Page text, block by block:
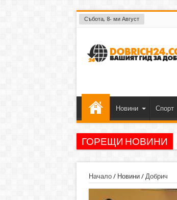
Събота, 8- ми Август
Новини Спорт
ГОРЕЩИ НОВИНИ
Начало/ Новини/ Добрич